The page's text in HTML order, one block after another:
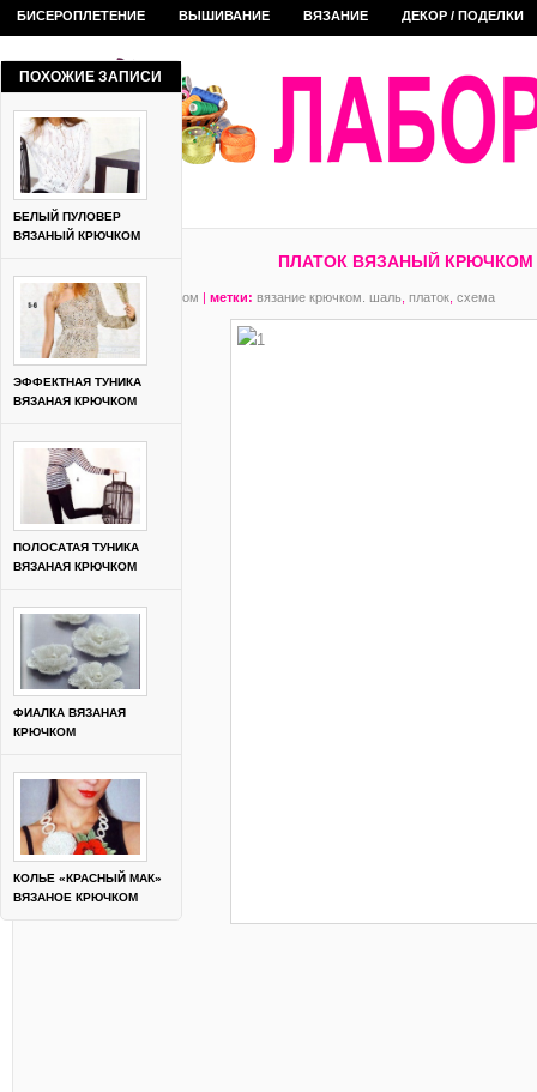
БИСЕРОПЛЕТЕНИЕ ВЫШИВАНИЕ ВЯЗАНИЕ ДЕКОР / ПОДЕЛКИ
ПЛАТОК ВЯЗАНЫЙ КРЮЧКОМ
рубрика:вязание крючком метки: вязание крючком. шаль платок схема
ПОХОЖИЕ ЗАПИСИ
БЕЛЫЙ ПУЛОВЕР
ВЯЗАНЫЙ КРЮЧКОМ
ЭФФЕКТНАЯ ТУНИКА
ВЯЗАНАЯ КРЮЧКОМ
ПОЛОСАТАЯ ТУНИКА
ВЯЗАНАЯ КРЮЧКОМ
ФИАЛКА ВЯЗАНАЯ
КРЮЧКОМ
КОЛЬЕ «КРАСНЫЙ МАК»
ВЯЗАНОЕ КРЮЧКОМ